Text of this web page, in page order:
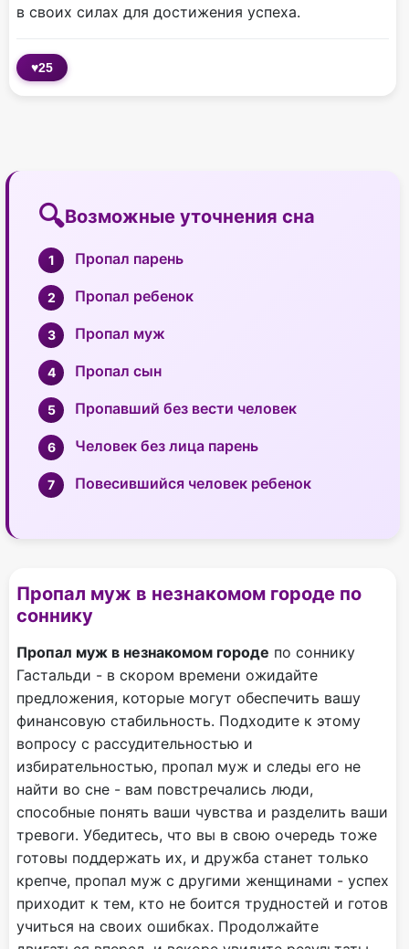
в своих силах для достижения успеха.
♥25
Возможные уточнения сна
Пропал парень
Пропал ребенок
Пропал муж
Пропал сын
Пропавший без вести человек
Человек без лица парень
Повесившийся человек ребенок
Пропал муж в незнакомом городе по
соннику
Пропал муж в незнакомом городе по соннику
Гастальди - в скором времени ожидайте
предложения, которые могут обеспечить вашу
финансовую стабильность. Подходите к этому
вопросу с рассудительностью и
избирательностью, пропал муж и следы его не
найти во сне - вам повстречались люди,
способные понять ваши чувства и разделить ваши
тревоги. Убедитесь, что вы в свою очередь тоже
готовы поддержать их, и дружба станет только
крепче, пропал муж с другими женщинами - успех
приходит к тем, кто не боится трудностей и готов
учиться на своих ошибках. Продолжайте